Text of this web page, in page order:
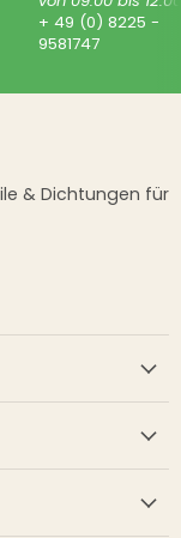
+ 49 (0) 8225 -
9581747
& Dichtungen für